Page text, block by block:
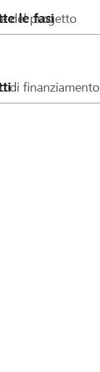
del progetto
di finanziamento